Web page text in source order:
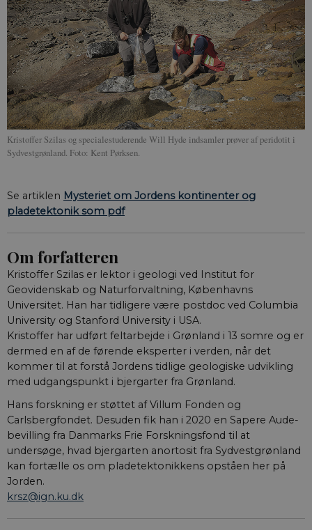
Kristoffer Szilas og specialestuderende Will Hyde indsamler prøver af peridotit i
Sydvestgrønland. Foto: Kent Pørksen.
Se artiklen Mysteriet om Jordens kontinenter og
pladetektonik som pdf
Om forfatteren
Kristoffer Szilas er lektor i geologi ved Institut for
Geovidenskab og Naturforvaltning, Københavns
Universitet. Han har tidligere være postdoc ved Columbia
University og Stanford University i USA.
Kristoffer har udført felt­arbejde i Grønland i 13 somre og er
dermed en af de førende eksperter i verden, når det
kommer til at forstå Jordens tid­lige geologiske udvikling
med udgangspunkt i bjergarter fra Grønland.
Hans forskning er støt­tet af Villum Fonden og
Carlsbergfondet. Desuden fik han i 2020 en Sapere Aude-
bevilling fra Danmarks Frie Forskningsfond til at
undersøge, hvad bjergarten anortosit fra Sydvestgrønland
kan fortælle os om pladetektonikkens opståen her på
Jorden.
krsz@ign.ku.dk